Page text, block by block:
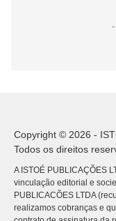
Copyright © 2026 -
Todos os direitos
A ISTOÉ PUBLICAÇÕES
vinculação editorial e
PUBLICACÕES LTDA
realizamos cobranças e